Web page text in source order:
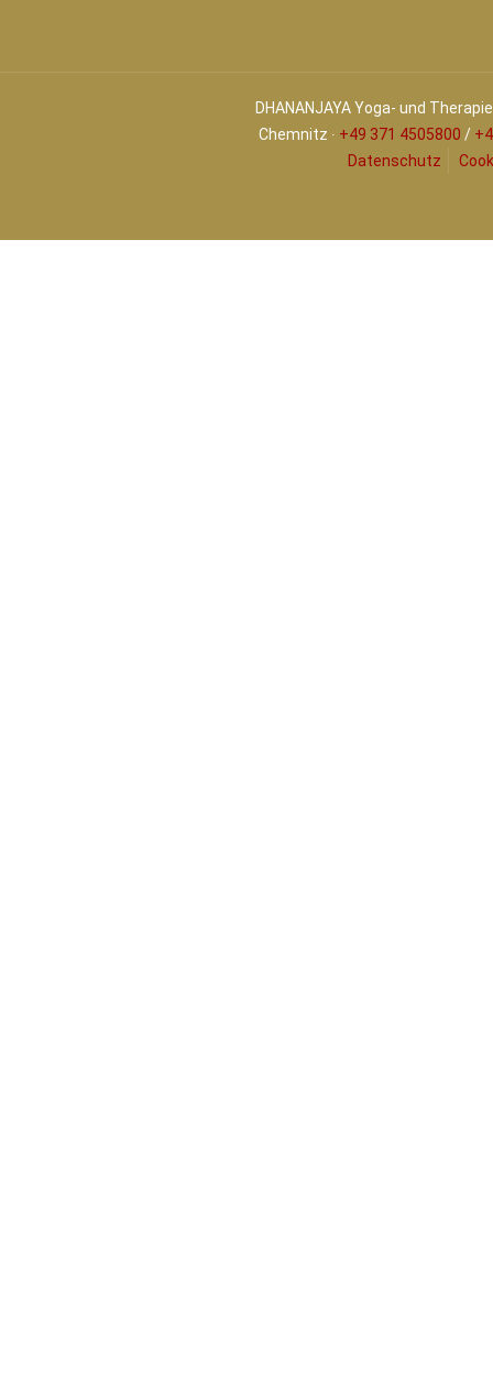
DHANANJAYA Yoga- und
Chemnitz ∙ +49 371 4505800 /
Datenschutz